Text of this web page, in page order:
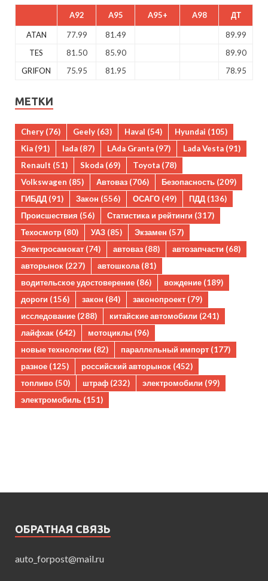
A92 A95 A95+ A98 ДТ
ATAN 77.99 81.49
89.99
TES
81.50 85.90
89.90
GRIFON
75.95 81.95 78.95
МЕТКИ
Chery (76) Geely (63) Haval (54) Hyundai (105)
Kia (91) lada (87) LAda Granta (97) Lada Vesta (91)
Renault (51) Skoda (69) Toyota (78)
Volkswagen (85) Автоваз (706) Безопасность (209)
ГИБДД (91) Закон (556) ОСАГО (49) ПДД (136)
Происшествия (56) Статистика и рейтинги (317)
Техосмотр (80) УАЗ (85) Экзамен (57)
Электросамокат (74) автоваз (88) автозапчасти (68)
авторынок (227) автошкола (81)
водительское удостоверение (86) вождение (189)
дороги (156) закон (84) законопроект (79)
исследование (288) китайские автомобили (241)
лайфхак (642) мотоциклы (96)
новые технологии (82) параллельный импорт (177)
разное (125) российский авторынок (452)
топливо (50) штраф (232) электромобили (99)
электромобиль (151)
ОБРАТНАЯ СВЯЗЬ
auto_forpost@mail.ru